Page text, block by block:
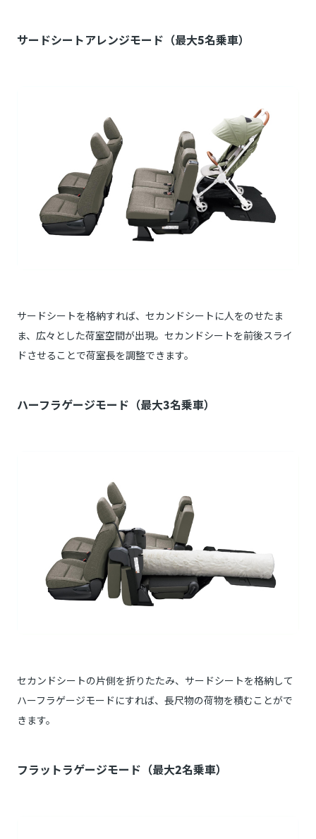
サードシートアレンジモード（最大5名乗車）
サードシートを格納すれば、セカンドシートに人をのせたま
ま、広々とした荷室空間が出現。セカンドシートを前後スライ
ドさせることで荷室長を調整できます。
ハーフラゲージモード（最大3名乗車）
セカンドシートの片側を折りたたみ、サードシートを格納して
ハーフラゲージモードにすれば、長尺物の荷物を積むことがで
きます。
フラットラゲージモード（最大2名乗車）